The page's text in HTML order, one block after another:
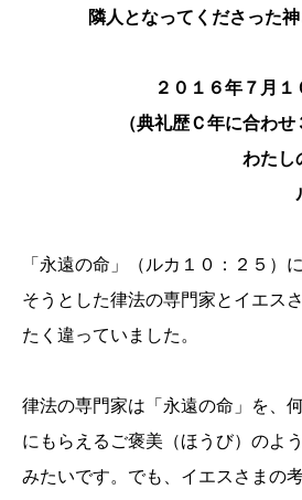
隣人となってくださった
２０１６年７月
（典礼歴Ｃ年に合わ
わたし
「永遠の命」（ルカ１０：２５）
そうとした律法の専門家とイエス
たく違っていました。
律法の専門家は「永遠の命」を、
にもらえるご褒美（ほうび）のよ
みたいです。でも、イエスさまの